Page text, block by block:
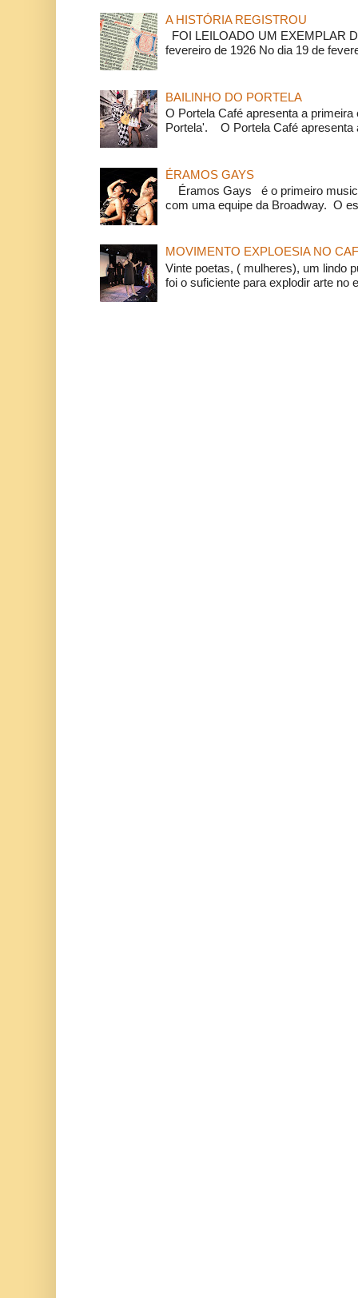
A HISTÓRIA REGISTROU
FOI LEILOADO UM EXEMPLAR
fevereiro de 1926 No dia 19 de
BAILINHO DO PORTELA
O Portela Café apresenta a
Portela'. O Portela Café apresenta
ÉRAMOS GAYS
Éramos Gays é o primeiro
com uma equipe da Broadway. O
MOVIMENTO EXPLOESIA NO
Vinte poetas, ( mulheres), um lindo
foi o suficiente para explodir arte no